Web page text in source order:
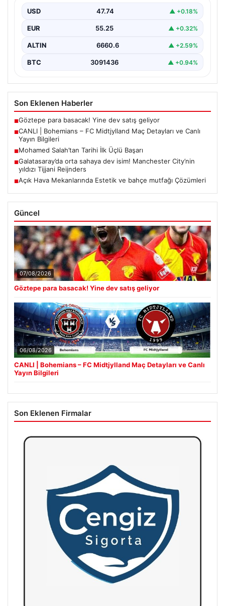
Ağustos 2026 tarihinde Dublin’deki Dalymount…
USD 47.74 ▲ +0.18%
EUR 55.25 ▲ +0.32%
ALTIN 6660.6 ▲ +2.59%
BTC 3091436 ▲ +0.94%
Son Eklenen Haberler
■Göztepe para basacak! Yine dev satış geliyor
■CANLI | Bohemians – FC Midtjylland Maç Detayları ve Canlı
Yayın Bilgileri
■Mohamed Salah’tan Tarihi İlk Üçlü Başarı
■Galatasaray’da orta sahaya dev isim! Manchester City’nin
yıldızı Tijjani Reijnders
■Açık Hava Mekanlarında Estetik ve bahçe mutfağı Çözümleri
Güncel
07/08/2026
Göztepe para basacak! Yine dev satış geliyor
06/08/2026
CANLI | Bohemians – FC Midtjylland Maç Detayları ve Canlı
Yayın Bilgileri
Son Eklenen Firmalar